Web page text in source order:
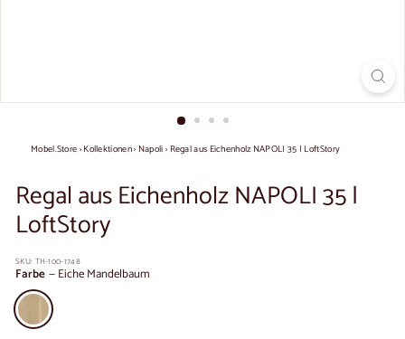
Mobel.Store›Kollektionen› Napoli› Regal aus Eichenholz NAPOLI 35 | LoftStory
Regal aus Eichenholz NAPOLI 35 |
LoftStory
SKU: TH-100-1748
Farbe—Eiche Mandelbaum